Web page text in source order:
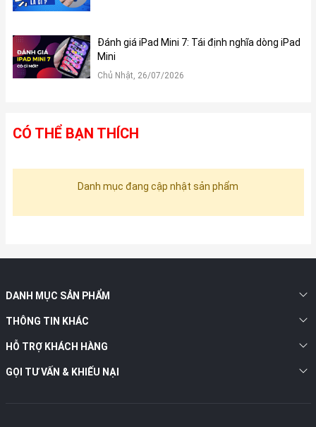
Đánh giá iPad Mini 7: Tái định nghĩa dòng iPad
Mini
Chủ Nhật, 26/07/2026
CÓ THỂ BẠN THÍCH
Danh mục đang cập nhật sản phẩm
DANH MỤC SẢN PHẨM
THÔNG TIN KHÁC
HỖ TRỢ KHÁCH HÀNG
GỌI TƯ VẤN & KHIẾU NẠI